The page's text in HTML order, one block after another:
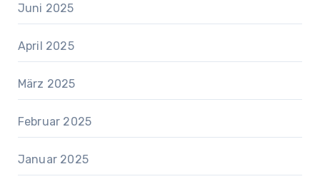
Juni 2025
April 2025
März 2025
Februar 2025
Januar 2025